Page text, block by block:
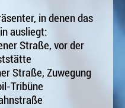
in denen das
ausliegt:
Straße, vor der
Straße, Zuwegung
Tribüne